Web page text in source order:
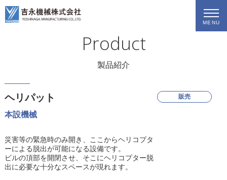
MENU
Product
製品紹介
ヘリパット
本設機械
災害等の緊急時のみ開き、ここからヘリコプタ
ーによる脱出が可能になる設備です。
ビルの頂部を開閉させ、そこにヘリコプター脱
出に必要な十分なスペースが現れます。
販売